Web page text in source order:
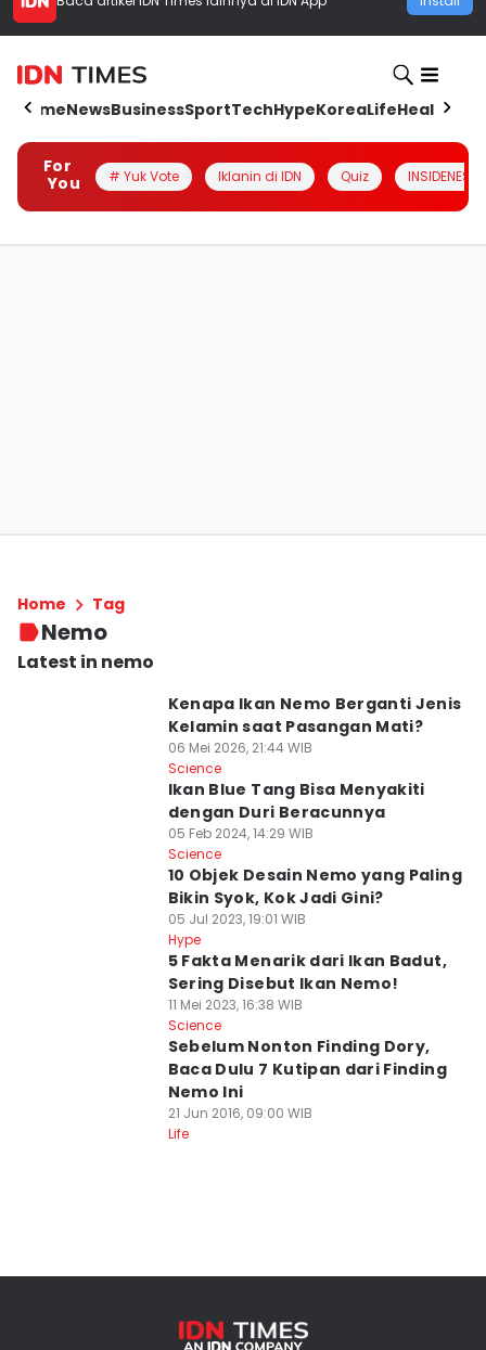
HomeNewsBusinessSportTechHypeKoreaLifeHealth
For
You
# Yuk Vote Iklanin di IDN Quiz INSIDENESIA
Home Tag
Nemo
Latest in nemo
Kenapa Ikan Nemo Berganti Jenis
Kelamin saat Pasangan Mati?
06 Mei 2026, 21:44 WIB
Science
Ikan Blue Tang Bisa Menyakiti
dengan Duri Beracunnya
05 Feb 2024, 14:29 WIB
Science
10 Objek Desain Nemo yang Paling
Bikin Syok, Kok Jadi Gini?
05 Jul 2023, 19:01 WIB
Hype
5 Fakta Menarik dari Ikan Badut,
Sering Disebut Ikan Nemo!
11 Mei 2023, 16:38 WIB
Science
Sebelum Nonton Finding Dory,
Baca Dulu 7 Kutipan dari Finding
Nemo Ini
21 Jun 2016, 09:00 WIB
Life